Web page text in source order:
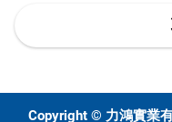
Copyright © 力鴻實業